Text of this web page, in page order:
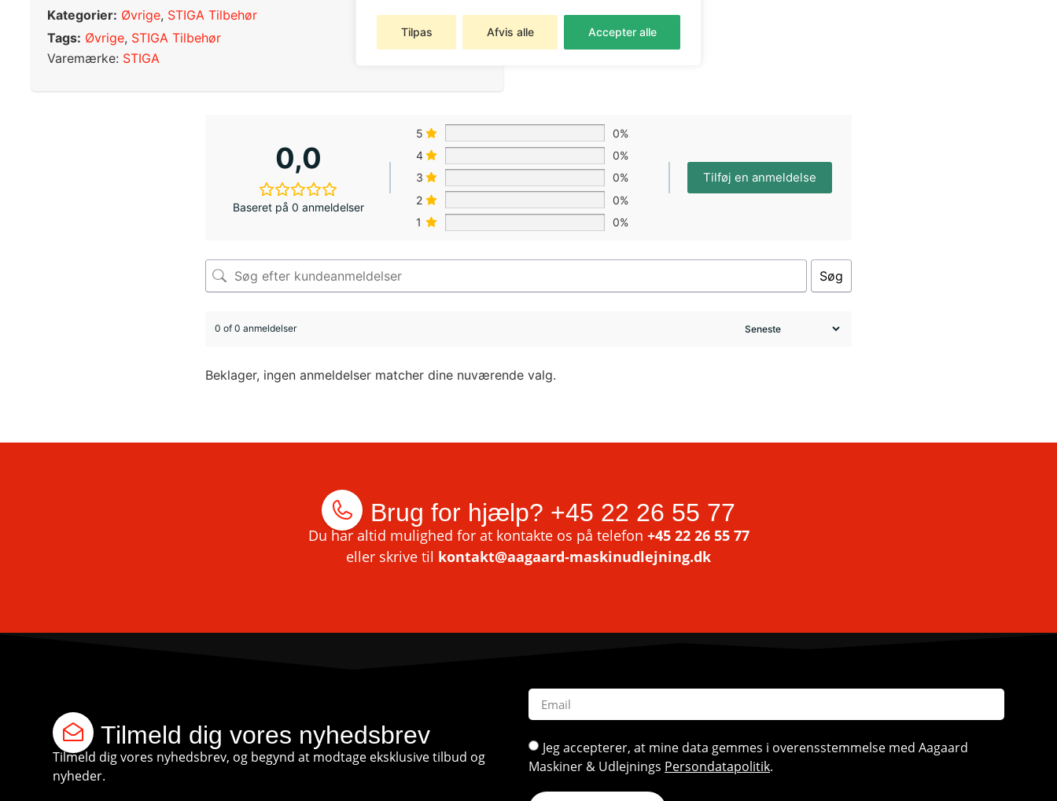
Tilpas Afvis alle Accepter alle
Kategorier: Øvrige, STIGA Tilbehør
Tags: Øvrige, STIGA Tilbehør
Varemærke: STIGA
0,0
Baseret på 0 anmeldelser
5
0%
4
0%
3
0%
2
0%
1
0%
Tilføj en anmeldelse
Søg
0 of 0 anmeldelser
Beklager, ingen anmeldelser matcher dine nuværende valg.
Brug for hjælp? +45 22 26 55 77
Du har altid mulighed for at kontakte os på telefon +45 22 26 55 77
eller skrive til kontakt@aagaard-maskinudlejning.dk
Tilmeld dig vores nyhedsbrev
Tilmeld dig vores nyhedsbrev, og begynd at modtage eksklusive tilbud og
nyheder.
Jeg accepterer, at mine data gemmes i overensstemmelse med Aagaard
Maskiner & Udlejnings Persondatapolitik.